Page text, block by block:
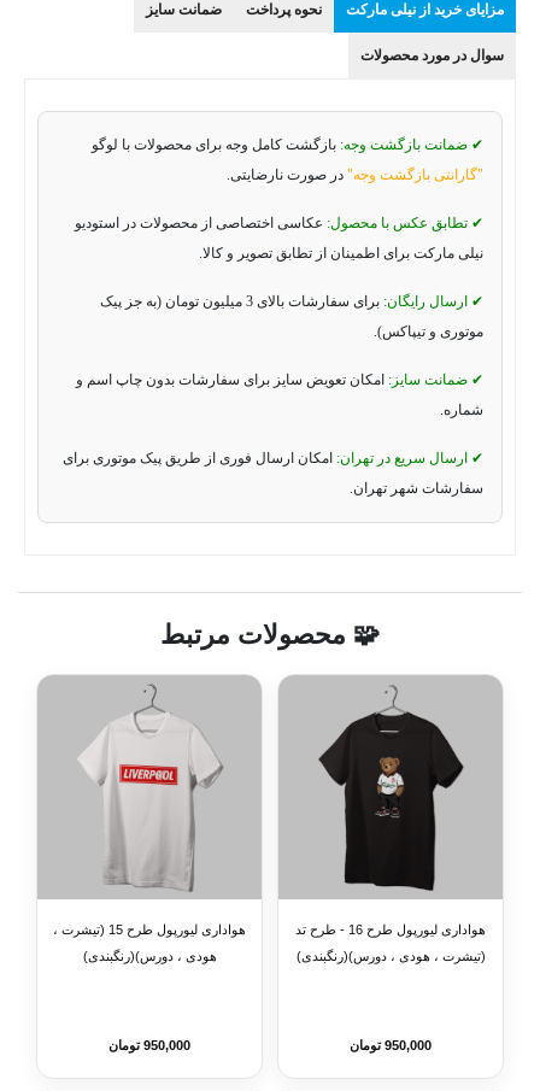
مزایای خرید از نیلی مارکت نحوه پرداخت ضمانت سایز
سوال در مورد محصولات
✔ ضمانت بازگشت وجه: بازگشت کامل وجه برای محصولات با لوگو
"گارانتی بازگشت وجه" در صورت نارضایتی.
✔ تطابق عکس با محصول: عکاسی اختصاصی از محصولات در استودیو
نیلی مارکت برای اطمینان از تطابق تصویر و کالا.
✔ ارسال رایگان:
برای سفارشات بالای 3 میلیون تومان (به جز پیک
موتوری و تیپاکس).
✔ ضمانت سایز: امکان تعویض سایز برای سفارشات بدون چاپ اسم و
شماره.
✔ ارسال سریع در تهران: امکان ارسال فوری از طریق پیک موتوری برای
سفارشات شهر تهران.
🧩 محصولات مرتبط
هواداری لیورپول طرح 16 - طرح تد
(تیشرت ، هودی ، دورس)(رنگبندی)
950,000 تومان
هواداری لیورپول طرح 15 (تیشرت ،
هودی ، دورس)(رنگبندی)
950,000 تومان